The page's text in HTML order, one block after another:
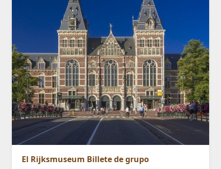
El Rijksmuseum Billete de grupo